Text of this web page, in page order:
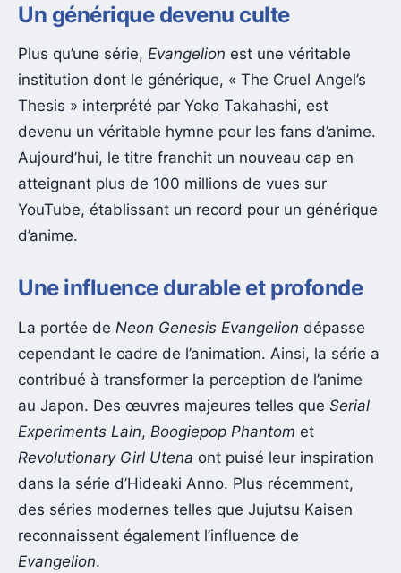
Un générique devenu culte
Plus qu’une série, Evangelion est une véritable
institution dont le générique, « The Cruel Angel’s
Thesis » interprété par Yoko Takahashi, est
devenu un véritable hymne pour les fans d’anime.
Aujourd’hui, le titre franchit un nouveau cap en
atteignant plus de 100 millions de vues sur
YouTube, établissant un record pour un générique
d’anime.
Une influence durable et profonde
La portée de Neon Genesis Evangelion dépasse
cependant le cadre de l’animation. Ainsi, la série a
contribué à transformer la perception de l’anime
au Japon. Des œuvres majeures telles que Serial
Experiments Lain, Boogiepop Phantom et
Revolutionary Girl Utena ont puisé leur inspiration
dans la série d’Hideaki Anno. Plus récemment,
des séries modernes telles que Jujutsu Kaisen
reconnaissent également l’influence de
Evangelion.